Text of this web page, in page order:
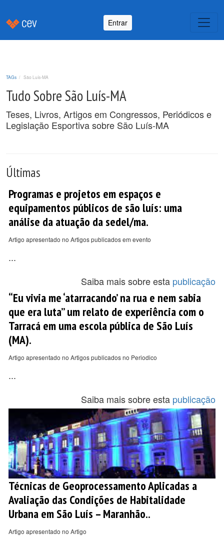
Entrar
TAGs São Luís-MA
Tudo Sobre São Luís-MA
Teses, Livros, Artigos em Congressos, Periódicos e
Legislação Esportiva sobre São Luís-MA
Últimas
Programas e projetos em espaços e
equipamentos públicos de são luís: uma
análise da atuação da sedel/ma.
Artigo apresentado no Artigos publicados em evento
...
Saiba mais sobre esta publicação
“Eu vivia me ‘atarracando’ na rua e nem sabia
que era luta” um relato de experiência com o
Tarracá em uma escola pública de São Luís
(MA).
Artigo apresentado no Artigos publicados no Periodico
...
Saiba mais sobre esta publicação
Técnicas de Geoprocessamento Aplicadas a
Avaliação das Condições de Habitalidade
Urbana em São Luís – Maranhão..
Artigo apresentado no Artigo